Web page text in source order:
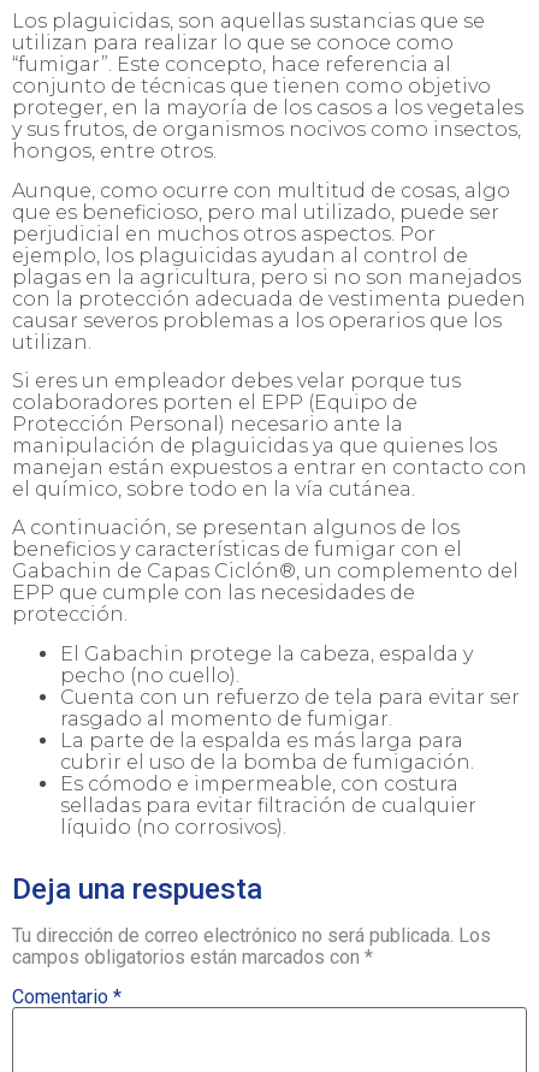
Los plaguicidas, son aquellas sustancias que se
utilizan para realizar lo que se conoce como
“fumigar”. Este concepto, hace referencia al
conjunto de técnicas que tienen como objetivo
proteger, en la mayoría de los casos a los vegetales
y sus frutos, de organismos nocivos como insectos,
hongos, entre otros.
Aunque, como ocurre con multitud de cosas, algo
que es beneficioso, pero mal utilizado, puede ser
perjudicial en muchos otros aspectos. Por
ejemplo, los plaguicidas ayudan al control de
plagas en la agricultura, pero si no son manejados
con la protección adecuada de vestimenta pueden
causar severos problemas a los operarios que los
utilizan.
Si eres un empleador debes velar porque tus
colaboradores porten el EPP (Equipo de
Protección Personal) necesario ante la
manipulación de plaguicidas ya que quienes los
manejan están expuestos a entrar en contacto con
el químico, sobre todo en la vía cutánea.
A continuación, se presentan algunos de los
beneficios y características de fumigar con el
Gabachin de Capas Ciclón®, un complemento del
EPP que cumple con las necesidades de
protección.
El Gabachin protege la cabeza, espalda y
pecho (no cuello).
Cuenta con un refuerzo de tela para evitar ser
rasgado al momento de fumigar.
La parte de la espalda es más larga para
cubrir el uso de la bomba de fumigación.
Es cómodo e impermeable, con costura
selladas para evitar filtración de cualquier
líquido (no corrosivos).
Deja una respuesta
Tu dirección de correo electrónico no será publicada. Los
campos obligatorios están marcados con *
Comentario *